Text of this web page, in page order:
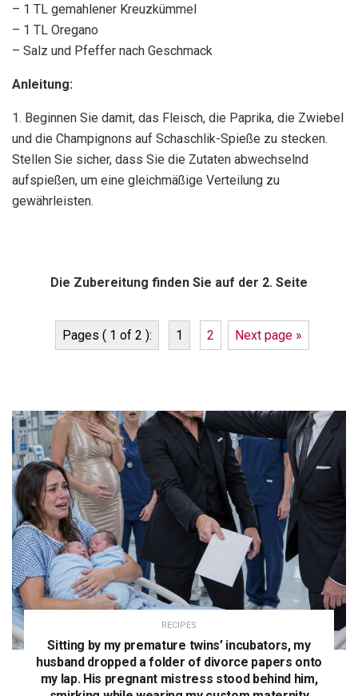
– 1 TL gemahlener Kreuzkümmel
– 1 TL Oregano
– Salz und Pfeffer nach Geschmack
Anleitung:
1. Beginnen Sie damit, das Fleisch, die Paprika, die Zwiebel
und die Champignons auf Schaschlik-Spieße zu stecken.
Stellen Sie sicher, dass Sie die Zutaten abwechselnd
aufspießen, um eine gleichmäßige Verteilung zu
gewährleisten.
Die Zubereitung finden Sie auf der 2. Seite
Pages ( 1 of 2 ): 1 2 Next page »
RECIPES
Sitting by my premature twins’ incubators, my
husband dropped a folder of divorce papers onto
my lap. His pregnant mistress stood behind him,